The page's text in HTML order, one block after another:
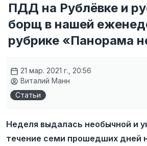
ПДД на Рублёвке и
борщ в нашей
рубрике «Панорама
21 мар. 2021 г., 20:56
Виталий Манн
Статьи
Неделя выдалась необычной и
течение семи прошедших дней